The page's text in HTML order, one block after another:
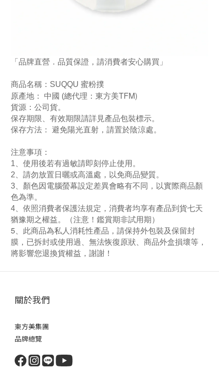
「品牌直營．品質保證，請消費者安心購買」
商品名稱：SUQQU 蜜粉撲
原產地： 中國 (總代理：東方美TFM)
貨源：公司貨。
保存期限、有效期限請詳見產品包裝標示。
保存方法： 避免陽光直射，請置於陰涼處。
注意事項：
1、使用後若有過敏請即刻停止使用。
2、請勿放置日曬或高溫處，以免商品變質。
3、顏色因電腦螢幕設定差異會略有不同，以實際商品顏
色為準。
4、依照消費者保護法規定，消費者均享有產品到貨七天
猶豫期之權益。（注意！鑑賞期非試用期）
5、此商品為私人消耗性產品，請保持外包裝及保留封
膜，已拆封或使用過、無法恢復原狀、商品外盒損壞等，
將影響您退換貨權益 ，謝謝！
關於我們
東方美集團
品牌總覽